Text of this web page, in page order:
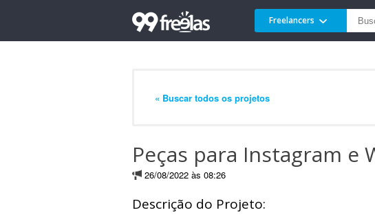
Freelancers
« Buscar todos os projetos
Peças para Instagram e
26/08/2022 às 08:26
Descrição do Projeto: